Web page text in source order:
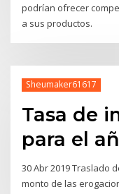
podrían ofrecer
a sus productos.
Sheumaker61617
Tasa de
para el
30 Abr 2019 Traslado
monto de las